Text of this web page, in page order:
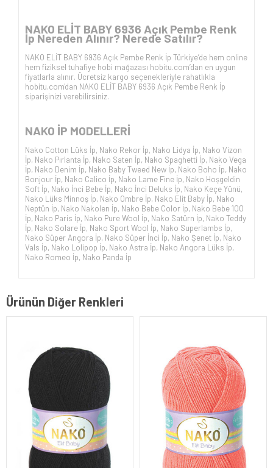
NAKO ELİT BABY 6936 Açık Pembe Renk
İp Nereden Alınır? Nerede Satılır?
NAKO ELİT BABY 6936 Açık Pembe Renk İp Türkiye’de hem online
hem fiziksel tuhafiye hobi mağazası hobitu.com’dan en uygun
fiyatlarla alınır. Ücretsiz kargo seçenekleriyle rahatlıkla
hobitu.com'dan NAKO ELİT BABY 6936 Açık Pembe Renk İp
siparişinizi verebilirsiniz.
NAKO İP MODELLERİ
Nako Cotton Lüks İp, Nako Rekor İp, Nako Lidya İp, Nako Vizon
İp, Nako Pırlanta İp, Nako Saten İp, Nako Spaghetti İp, Nako Vega
İp, Nako Denim İp, Nako Baby Tweed New İp, Nako Boho İp, Nako
Bonjour İp, Nako Calico İp, Nako Lame Fine İp, Nako Hoşgeldin
Soft İp, Nako İnci Bebe İp, Nako İnci Deluks İp, Nako Keçe Yünü,
Nako Lüks Minnoş İp, Nako Ombre İp, Nako Elit Baby İp, Nako
Neptün İp, Nako Nakolen İp, Nako Bebe Color İp, Nako Bebe 100
İp, Nako Paris İp, Nako Pure Wool İp, Nako Satürn İp, Nako Teddy
İp, Nako Solare İp, Nako Sport Wool İp, Nako Superlambs İp,
Nako Süper Angora İp, Nako Süper İnci İp, Nako Şenet İp, Nako
Vals İp, Nako Lolipop İp, Nako Astra İp, Nako Angora Lüks İp,
Nako Romeo İp, Nako Panda İp
Ürünün Diğer Renkleri